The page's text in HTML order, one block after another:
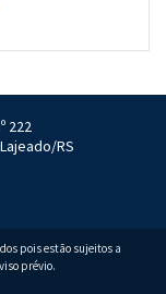
222
RS
pois estão sujeitos a
prévio.